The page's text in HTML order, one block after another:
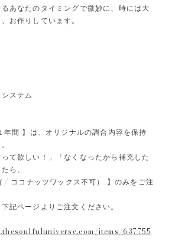
あなたのタイミングで微妙に、時には大
お作りしています。
ステム
年間 】は、オリジナルの調合内容を保持
って欲しい！」「なくなったから補充した
ら、
/ ココナッツワックス不可） 】のみをご注
記ページよりご注文ください。
items/637755